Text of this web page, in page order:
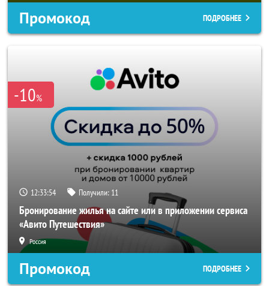
Промокод ПОДРОБНЕЕ
-10%
12:33:52 Получили: 11
Бронирование жилья на сайте или в приложении сервиса
«Авито Путешествия»
Россия
Промокод ПОДРОБНЕЕ